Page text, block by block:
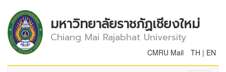
มหาวิทยาลัยราชภัฏเชียงใหม่
Chiang Mai Rajabhat University
CMRU Mail TH | EN